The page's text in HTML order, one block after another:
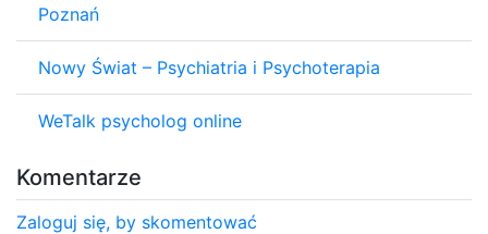
Poznań
Nowy Świat – Psychiatria i Psychoterapia
WeTalk psycholog online
Komentarze
Zaloguj się, by skomentować